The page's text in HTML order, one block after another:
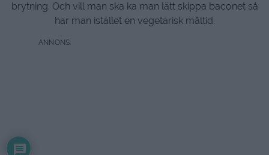
brytning. Och vill man ska ka man lätt skippa baconet så
har man istället en vegetarisk måltid.